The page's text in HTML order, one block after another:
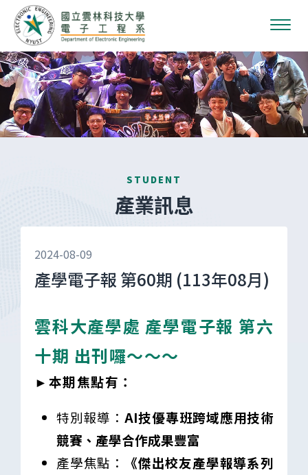
STUDENT
產業訊息
2024-08-09
產學電子報 第60期 (113年08月)
雲科大產學處 產學電子報 第六
十期 出刊囉～～～
►本期焦點有：
特別報導： AI技優專班跨域應用技術
競賽、產學合作成果豐富
產學焦點：
《傑出校友產學報導系列